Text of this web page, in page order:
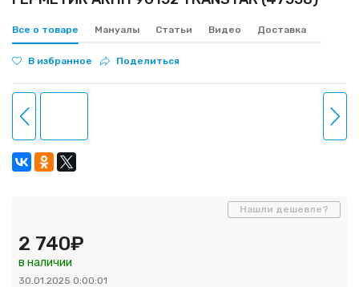
Все о товаре Мануалы Статьи Видео Доставка
В избранное Поделиться
2 740₽
в наличии
30.01.2025 0:00:01
Нашли дешевле?